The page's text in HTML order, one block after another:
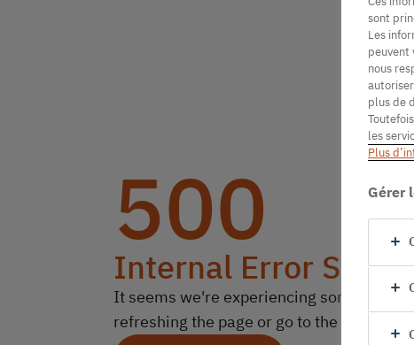
500
Internal Error
It seems we're experiencing some
refreshing the page or go to the homepage
sont
Les
peuvent
nous
plus de
les
Plus
Gérer